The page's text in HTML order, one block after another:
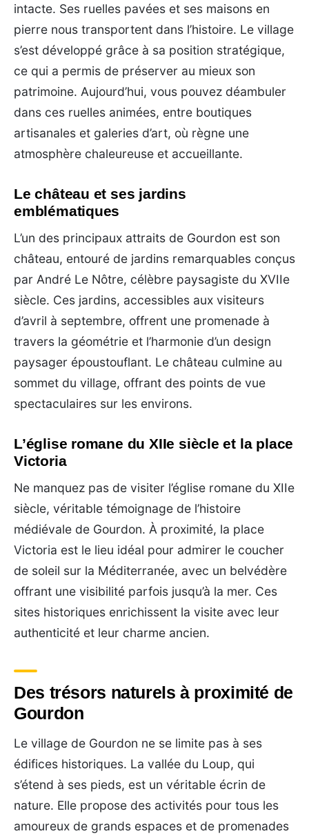
intacte. Ses ruelles pavées et ses maisons en
pierre nous transportent dans l’histoire. Le village
s’est développé grâce à sa position stratégique,
ce qui a permis de préserver au mieux son
patrimoine. Aujourd’hui, vous pouvez déambuler
dans ces ruelles animées, entre boutiques
artisanales et galeries d’art, où règne une
atmosphère chaleureuse et accueillante.
Le château et ses jardins
emblématiques
L’un des principaux attraits de Gourdon est son
château, entouré de jardins remarquables conçus
par André Le Nôtre, célèbre paysagiste du XVIIe
siècle. Ces jardins, accessibles aux visiteurs
d’avril à septembre, offrent une promenade à
travers la géométrie et l’harmonie d’un design
paysager époustouflant. Le château culmine au
sommet du village, offrant des points de vue
spectaculaires sur les environs.
L’église romane du XIIe siècle et la place
Victoria
Ne manquez pas de visiter l’église romane du XIIe
siècle, véritable témoignage de l’histoire
médiévale de Gourdon. À proximité, la place
Victoria est le lieu idéal pour admirer le coucher
de soleil sur la Méditerranée, avec un belvédère
offrant une visibilité parfois jusqu’à la mer. Ces
sites historiques enrichissent la visite avec leur
authenticité et leur charme ancien.
Des trésors naturels à proximité de
Gourdon
Le village de Gourdon ne se limite pas à ses
édifices historiques. La vallée du Loup, qui
s’étend à ses pieds, est un véritable écrin de
nature. Elle propose des activités pour tous les
amoureux de grands espaces et de promenades